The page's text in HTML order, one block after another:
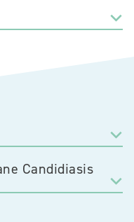
Candidiasis